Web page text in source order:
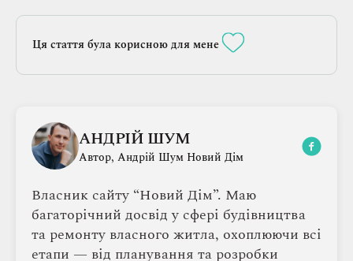
Ця стаття була корисною для мене
АНДРІЙ ШУМ
Автор, Андрій Шум Новий Дім
Власник сайту “Новий Дім”. Маю
багаторічний досвід у сфері будівництва
та ремонту власного житла, охоплюючи всі
етапи — від планування та розробки